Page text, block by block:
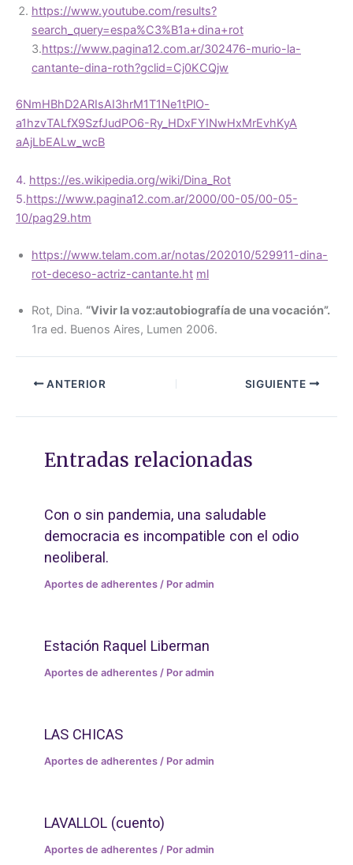
https://www.youtube.com/results?
search_query=espa%C3%B1a+dina+rot
3.https://www.pagina12.com.ar/302476-murio-la-
cantante-dina-roth?gclid=Cj0KCQjw
6NmHBhD2ARIsAI3hrM1T1Ne1tPlO-
a1hzvTALfX9SzfJudPO6-Ry_HDxFYINwHxMrEvhKyA
aAjLbEALw_wcB
4. https://es.wikipedia.org/wiki/Dina_Rot
5.https://www.pagina12.com.ar/2000/00-05/00-05-
10/pag29.htm
https://www.telam.com.ar/notas/202010/529911-dina-
rot-deceso-actriz-cantante.ht ml
Rot, Dina. “Vivir la voz:autobiografíade una vocación”.
1ra ed. Buenos Aires, Lumen 2006.
ANTERIOR SIGUIENTE
Entradas relacionadas
Con o sin pandemia, una saludable
democracia es incompatible con el odio
neoliberal.
Aportes de adherentes / Poradmin
Estación Raquel Liberman
Aportes de adherentes / Poradmin
LAS CHICAS
Aportes de adherentes / Poradmin
LAVALLOL (cuento)
Aportes de adherentes / Poradmin